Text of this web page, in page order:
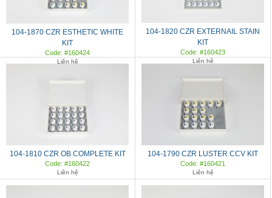
104-1870 CZR ESTHETIC WHITE
KIT
Code: #160424
Liên hệ
104-1820 CZR EXTERNAIL STAIN
KIT
Code: #160423
Liên hệ
104-1810 CZR OB COMPLETE KIT
Code: #160422
Liên hệ
104-1790 CZR LUSTER CCV KIT
Code: #160421
Liên hệ